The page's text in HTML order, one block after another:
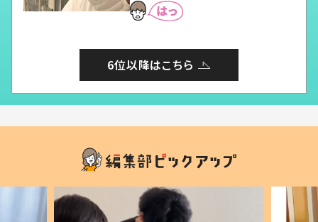
6位以降はこちら